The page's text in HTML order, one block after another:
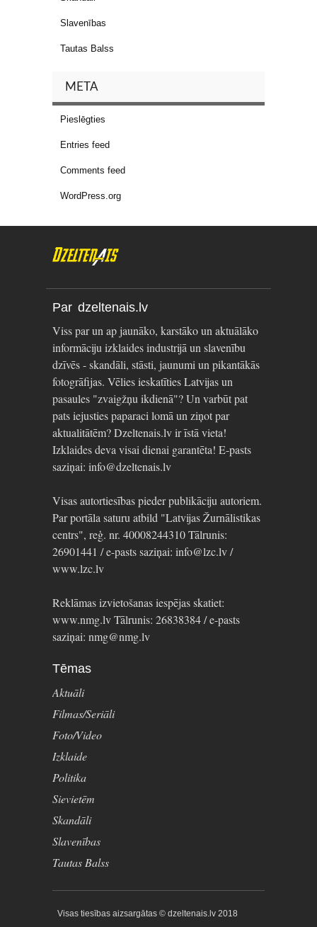
Slavenības
Tautas Balss
META
Pieslēgties
Entries feed
Comments feed
WordPress.org
Par dzeltenais.lv
Viss par un ap jaunāko, karstāko un aktuālāko
informāciju izklaides industrijā un slavenību
dzīvēs - skandāli, stāsti, jaunumi un pikantākās
fotogrāfijas. Vēlies ieskatīties Latvijas un
pasaules "zvaigžņu ikdienā"? Un varbūt pat
pats iejusties paparaci lomā un ziņot par
aktualitātēm? Dzeltenais.lv ir īstā vieta!
Izklaides deva visai dienai garantēta! E-pasts
saziņai: info@dzeltenais.lv
Visas autortiesības pieder publikāciju autoriem.
Par portāla saturu atbild "Latvijas Žurnālistikas
centrs", reģ. nr. 40008244310 Tālrunis:
26901441 / e-pasts saziņai: info@lzc.lv /
www.lzc.lv
Reklāmas izvietošanas iespējas skatiet:
www.nmg.lv Tālrunis: 26838384 / e-pasts
saziņai: nmg@nmg.lv
Tēmas
Aktuāli
Filmas/Seriāli
Foto/Video
Izklaide
Politika
Sievietēm
Skandāli
Slavenības
Tautas Balss
Visas tiesības aizsargātas © dzeltenais.lv 2018